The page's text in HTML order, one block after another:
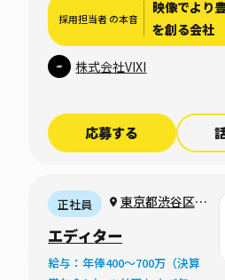
ます ※試用期間中も同条件と
します
採用担当者 の本音
映像でより
を創る会社
株式会社VIXI
応募する
正社員
東京都渋谷区千
ルースカイ千駄ヶ
谷2F
エディター
給与：年俸400〜700万（決算